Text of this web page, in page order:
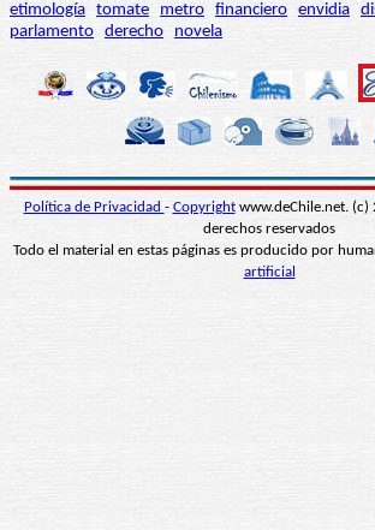
etimología tomate metro financiero envidia
parlamento derecho novela
Política de Privacidad - Copyrightwww.deChile.net. (c)
derechos reservados
Todo el material en estas páginas es producido por
artificial